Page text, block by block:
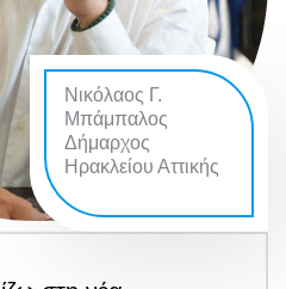
Νικόλαος Γ.
Μπάμπαλος
Δήμαρχος
Ηρακλείου Αττικής